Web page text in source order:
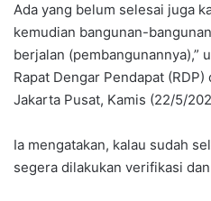
Ada yang belum selesai juga
kemudian bangunan-
berjalan (pembangunannya),”
Rapat Dengar Pendapat
Jakarta Pusat, Kamis (22/5/
Ia mengatakan, kalau sudah
segera dilakukan verifikasi